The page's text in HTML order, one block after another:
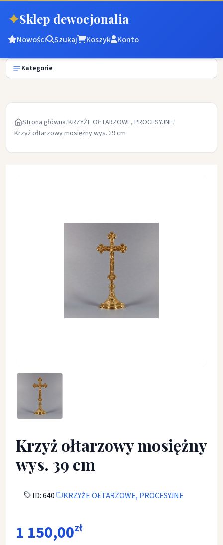
✦Sklep dewocjonalia
Nowości Szukaj Koszyk Konto
Kategorie
Strona główna/KRZYŻE OŁTARZOWE, PROCESYJNE/
Krzyż ołtarzowy mosiężny wys. 39 cm
Krzyż ołtarzowy mosiężny wys. 39 cm - KRZYŻE
Krzyż ołtarzowy mosiężny
wys. 39 cm
ID: 640 KRZYŻE OŁTARZOWE, PROCESYJNE
1 150,00zł